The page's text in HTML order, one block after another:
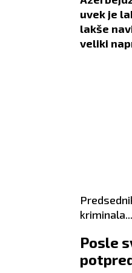
uvek je
lakše
veliki
kriminala...
Posle